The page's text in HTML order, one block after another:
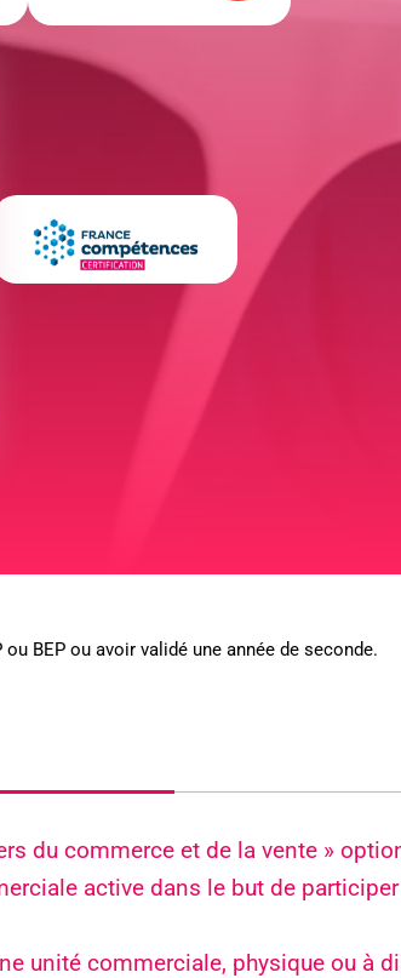
ou BEP ou avoir validé une année de seconde.
du commerce et de la vente »
active dans le but de
unité commerciale, physique ou à